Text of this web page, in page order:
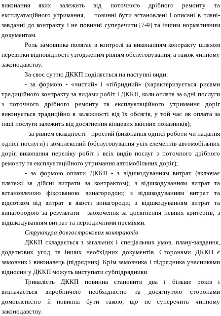
виконання яких залежить від поточного дрібного ремонту та
експлуатаційного утримання, повинні бути встановлені і описані в плані-
завданні до контракту і не повинні суперечити [7-9] та іншим нормативним
документам.
Роль замовника полягає в контролі за виконанням контракту шляхом
перевірки відповідності узгодженим рівням обслуговування, а також чинному
законодавству.
За своє суттю ДККП поділяється на наступні види:
- за формою - «чистий» і «гібридний» (характеризується рисами
традиційного контракту за видами робіт і ДККП, коли оплата за одні послуги
з поточного дрібного ремонту та експлуатаційного утримання доріг
виконується традиційно в залежності від їх обсягів, у той час як оплата за
інші послуги залежить від досягнення кінцевих якісних показників);
- за рівнем складності - простий (виконання однієї роботи чи надання
однієї послуги) і комплексний (обслуговування усіх елементів автомобільних
доріг, виконання переліку робіт і всіх видів послуг з поточного дрібного
ремонту та експлуатаційного утримання автомобільних доріг);
- за формою оплати ДККП - з відшкодуванням витрат (включає
платежі за дійсні витрати за контрактом); з відшкодуванням витрат та
встановленою фіксованою винагородою; з відшкодуванням витрат та
відсотком від витрат в якості винагороди; з відшкодуванням витрат та
винагородою за результати - заохочення за досягнення певних критеріїв; з
відшкодуванням витрат та періодичними преміями.
Структура довгострокових контрактів
ДККП складається з загальних і спеціальних умов, плану-завдання,
додаткових угод та інших необхідних документів. Сторонами ДККП є
замовник і виконавець (підрядник). Крім замовника і підрядника учасниками
відносин у ДККП можуть виступати субпідрядники.
Тривалість ДККП повинна становити два і більше років і
визначається виробничою необхідністю та досягнутою сторонами
домовленістю й повинна бути такою, що не суперечить чинному
законодавству.